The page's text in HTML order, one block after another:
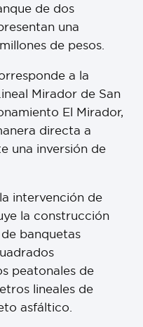
de dos
una
de pesos.
a la
Mirador de San
El Mirador,
directa a
una inversión de
intervención de
la construcción
banquetas
peatonales de
lineales de
asfáltico.